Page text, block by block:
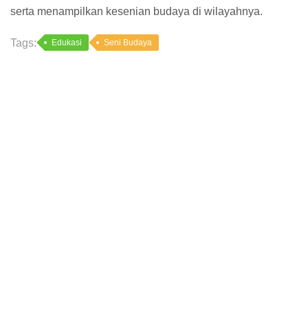
serta menampilkan kesenian budaya di wilayahnya.
Tags: Edukasi Seni Budaya